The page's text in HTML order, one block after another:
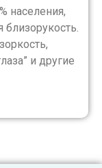
населения,
близорукость.
и другие